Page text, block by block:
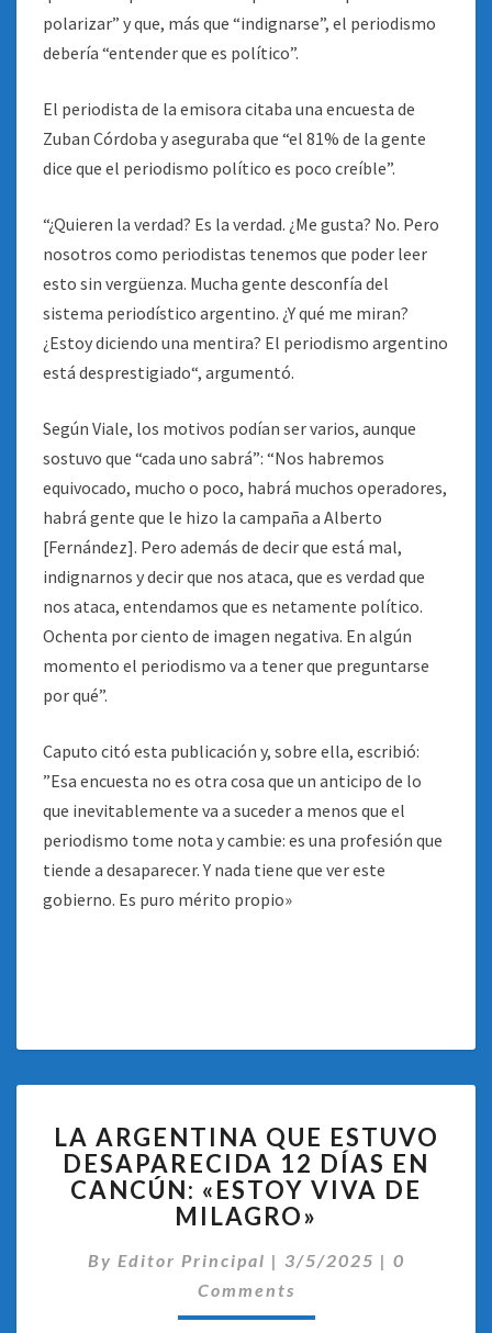
polarizar” y que, más que “indignarse”, el periodismo
debería “entender que es político”.
El periodista de la emisora citaba una encuesta de
Zuban Córdoba y aseguraba que “el 81% de la gente
dice que el periodismo político es poco creíble”.
“¿Quieren la verdad? Es la verdad. ¿Me gusta? No. Pero
nosotros como periodistas tenemos que poder leer
esto sin vergüenza. Mucha gente desconfía del
sistema periodístico argentino. ¿Y qué me miran?
¿Estoy diciendo una mentira? El periodismo argentino
está desprestigiado“, argumentó.
Según Viale, los motivos podían ser varios, aunque
sostuvo que “cada uno sabrá”: “Nos habremos
equivocado, mucho o poco, habrá muchos operadores,
habrá gente que le hizo la campaña a Alberto
[Fernández]. Pero además de decir que está mal,
indignarnos y decir que nos ataca, que es verdad que
nos ataca, entendamos que es netamente político.
Ochenta por ciento de imagen negativa. En algún
momento el periodismo va a tener que preguntarse
por qué”.
Caputo citó esta publicación y, sobre ella, escribió:
”Esa encuesta no es otra cosa que un anticipo de lo
que inevitablemente va a suceder a menos que el
periodismo tome nota y cambie: es una profesión que
tiende a desaparecer. Y nada tiene que ver este
gobierno. Es puro mérito propio»
ARGENTINA
QUE
ESTUVO
DESAPARECIDA
DÍAS
EN
LA ARGENTINA QUE ESTUVO
DESAPARECIDA 12 DÍAS EN
CANCÚN: «ESTOY VIVA DE
MILAGRO»
By Editor Principal | 3/5/2025 | 0
Comments